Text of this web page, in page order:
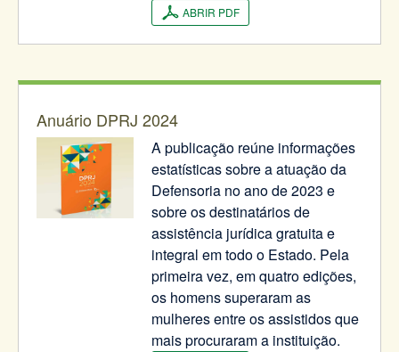
ABRIR PDF
Anuário DPRJ 2024
A publicação reúne informações
estatísticas sobre a atuação da
Defensoria no ano de 2023 e
sobre os destinatários de
assistência jurídica gratuita e
integral em todo o Estado. Pela
primeira vez, em quatro edições,
os homens superaram as
mulheres entre os assistidos que
mais procuraram a instituição.